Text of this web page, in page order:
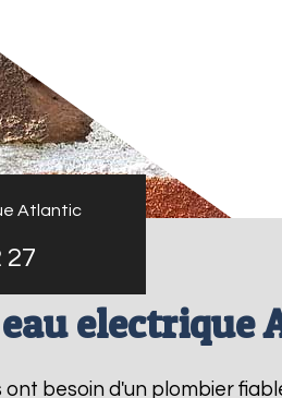
Atlantic
27
electrique
ont besoin d'un plombier